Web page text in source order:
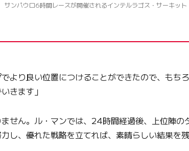
サンパウロ6時間レースが開催されるインテルラゴス・サーキット
より良い位置につけることができたので、も
きます」
せん。ル・マンでは、24時間経過後、上位陣
し、優れた戦略を立てれば、素晴らしい結果を